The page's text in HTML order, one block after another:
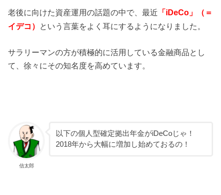
老後に向けた資産運用の話題の中で、最近 「iDeCo」（＝
イデコ） という言葉をよく耳にするようになりました。
サラリーマンの方が積極的に活用している金融商品とし
て、徐々にその知名度を高めています。
信太郎
以下の個人型確定拠出年金がiDeCoじゃ！
2018年から大幅に増加し始めておるの！